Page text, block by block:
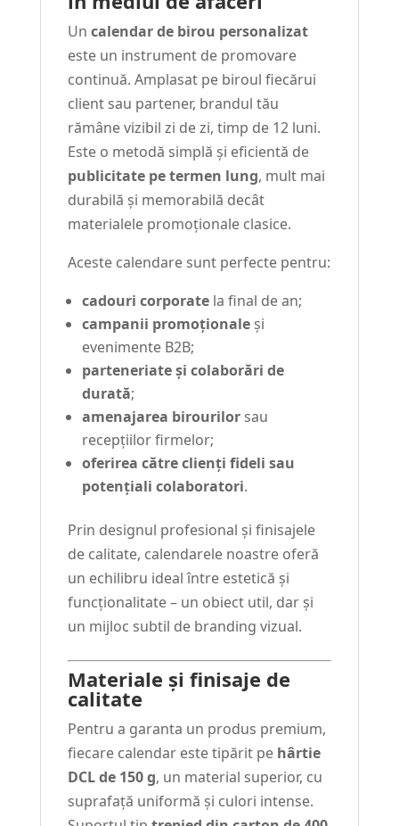
Un calendar de birou personalizat
este un instrument de promovare
continuă. Amplasat pe biroul fiecărui
client sau partener, brandul tău
rămâne vizibil zi de zi, timp de 12 luni.
Este o metodă simplă și eficientă de
publicitate pe termen lung, mult mai
durabilă și memorabilă decât
materialele promoționale clasice.
Aceste calendare sunt perfecte pentru:
cadouri corporatela final de an;
campanii promoționaleși
evenimente B2B;
parteneriate și colaborări de
durată;
amenajarea birourilorsau
recepțiilor firmelor;
oferirea către clienți fideli sau
potențiali colaboratori.
Prin designul profesional și finisajele
de calitate, calendarele noastre oferă
un echilibru ideal între estetică și
funcționalitate – un obiect util, dar și
un mijloc subtil de branding vizual.
Materiale și finisaje de
calitate
Pentru a garanta un produs premium,
fiecare calendar este tipărit pe hârtie
DCL de 150 g, un material superior, cu
suprafață uniformă și culori intense.